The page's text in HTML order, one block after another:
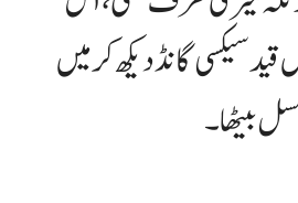
سیکسی گانڈ دیکھ کر میں
بیٹھا۔